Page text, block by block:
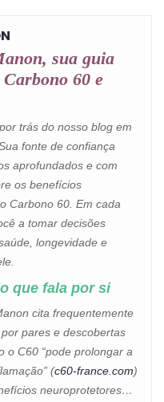
sua guia
60 e
trás do nosso blog em
fonte de confiança
aprofundados e com
os benefícios
Carbono 60. Em cada
a tomar decisões
longevidade e
que fala por si
cita frequentemente
pares e descobertas
o C60 “pode prolongar a
(c60-france.com)
neuroprotetores…